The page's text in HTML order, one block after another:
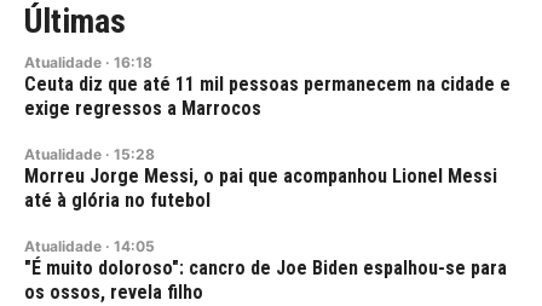
Últimas
Atualidade · 16:18
Ceuta diz que até 11 mil pessoas permanecem na cidade e
exige regressos a Marrocos
Atualidade · 15:28
Morreu Jorge Messi, o pai que acompanhou Lionel Messi
até à glória no futebol
Atualidade · 14:05
"É muito doloroso": cancro de Joe Biden espalhou-se para
os ossos, revela filho